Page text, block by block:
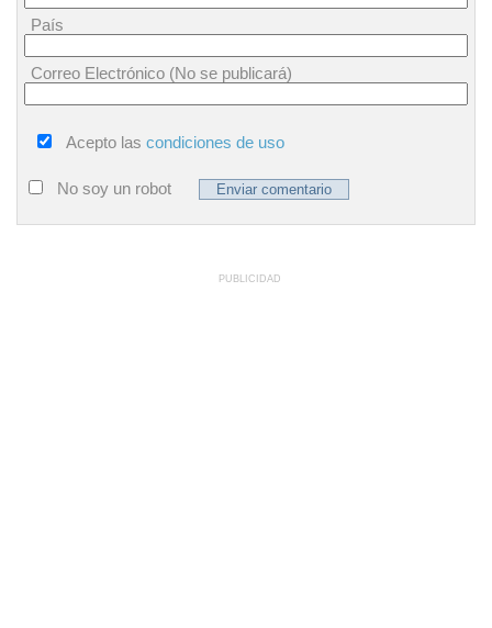
País
Correo Electrónico (No se publicará)
Acepto las condiciones de uso
No soy un robot
PUBLICIDAD